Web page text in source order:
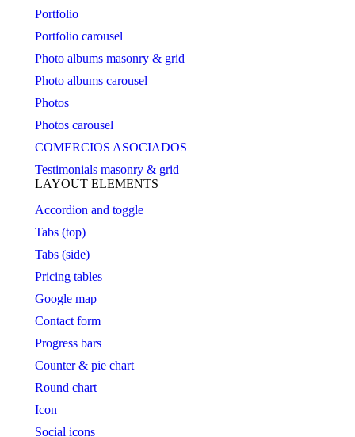
Portfolio
Portfolio carousel
Photo albums masonry & grid
Photo albums carousel
Photos
Photos carousel
COMERCIOS ASOCIADOS
Testimonials masonry & grid
LAYOUT ELEMENTS
Accordion and toggle
Tabs (top)
Tabs (side)
Pricing tables
Google map
Contact form
Progress bars
Counter & pie chart
Round chart
Icon
Social icons